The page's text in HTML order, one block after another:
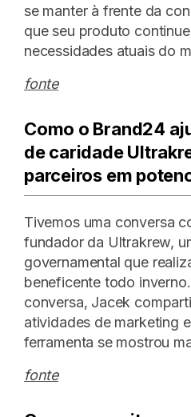
se manter à frente da
que seu produto
necessidades atuais do
fonte
Como o Brand24
de caridade
parceiros em
Tivemos uma conversa
fundador da Ultrakrew,
governamental que
beneficente todo
conversa, Jacek
atividades de marketing
ferramenta se mostrou
fonte